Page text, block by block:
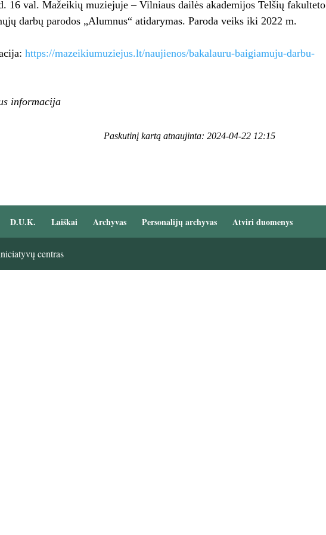
16 val. Mažeikių muziejuje – Vilniaus dailės akademijos Telšių fakulteto
darbų parodos „Alumnus“ atidarymas. Paroda veiks iki 2022 m.
https://mazeikiumuziejus.lt/naujienos/bakalauru-baigiamuju-darbu-
informacija
Paskutinį kartą atnaujinta: 2024-04-22 12:15
D.U.K. Laiškai Archyvas Personalijų archyvas Atviri duomenys
centras